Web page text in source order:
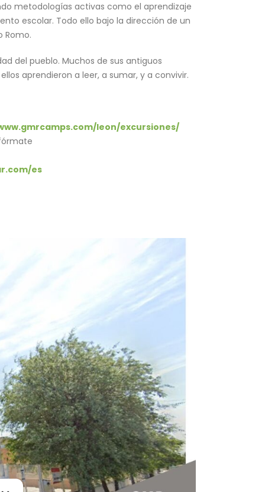
metodologías activas como el aprendizaje
escolar. Todo ello bajo la dirección de un
Romo.
del pueblo. Muchos de sus antiguos
aprendieron a leer, a sumar, y a convivir.
leon/excursiones/
es